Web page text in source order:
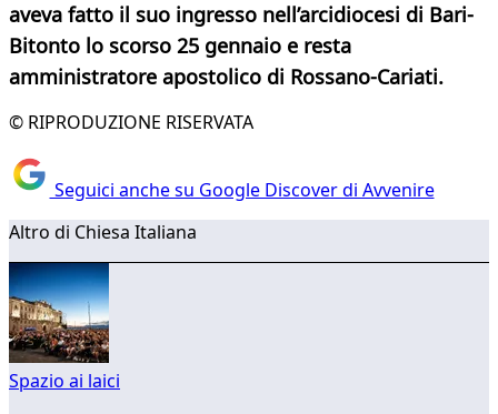
aveva fatto il suo ingresso nell’arcidiocesi di Bari-
Bitonto lo scorso 25 gennaio e resta
amministratore apostolico di Rossano-Cariati.
© RIPRODUZIONE RISERVATA
Seguici anche su Google Discover di Avvenire
Altro di Chiesa Italiana
Spazio ai laici